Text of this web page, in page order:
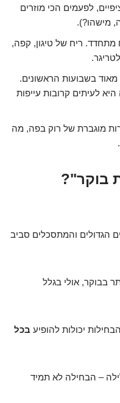
לפעמים הכי מוזרים
מישהו?).
מתחדד. ריח של טיגון, קפה,
בשבועות הראשונים.
לעיתים קרובות עייפות
מוגברת של רוק בפה, מה
בוקר"?
הגדולים והמתסכלים סביב
בבוקר, אולי בגלל
יכולות להופיע בכל
– הבחילה לא תמיד